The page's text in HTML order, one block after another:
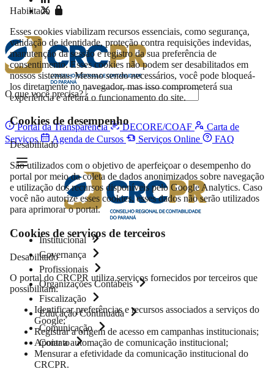
O que você precisa?
Portal da Transparência DECORE/COAF
Carta de
Serviços
Agenda de Cursos Serviços Online FAQ
Institucional
Governança
Profissionais
Organizações Contábeis
Fiscalização
Educação Continuada
Comunicação
Contato
Habilitado
Esses cookies viabilizam recursos essenciais, como segurança,
validação de identidade, proteção contra requisições indevidas,
manutenção da sessão e registro da sua preferência de
consentimento. Esses cookies não podem ser desabilitados em
nossos sistemas. Mesmo sendo necessários, você pode bloqueá-
los diretamente no navegador, mas isso comprometerá sua
experiência e afetará o funcionamento do site.
Cookies de desempenho
Desabilitado
São utilizados com o objetivo de aperfeiçoar o desempenho do
portal por meio da coleta de dados anonimizados sobre navegação
e utilização dos recursos disponíveis pelo Google Analytics. Caso
você não autorize esses cookies, esses dados não serão utilizados
para aprimorar o portal.
Cookies de serviços de terceiros
Desabilitado
O portal do CRCPR utiliza serviços fornecidos por terceiros que
possibilitam:
Identificar preferências e recursos associados a serviços do
Google;
Registrar a origem de acesso em campanhas institucionais;
Apoiar a automação de comunicação institucional;
Mensurar a efetividade da comunicação institucional do
CRCPR.